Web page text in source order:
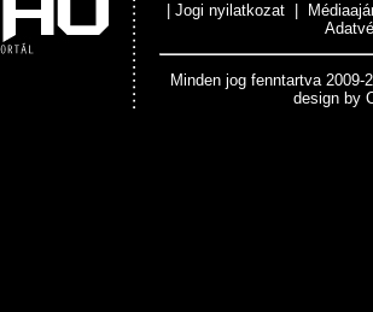
Jogi nyilatkozat
Minden jog fenntartva
design by